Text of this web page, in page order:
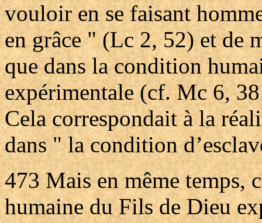
vouloir en se faisant
en grâce " (Lc 2, 52) et de
que dans la condition
expérimentale (cf. Mc 6,
Cela correspondait à la
dans " la condition
473 Mais en même temps,
humaine du Fils de Dieu